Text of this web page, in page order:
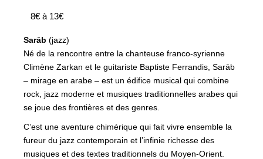
8€ à 13€
Sarāb (jazz)
Né de la rencontre entre la chanteuse franco-syrienne
Climène Zarkan et le guitariste Baptiste Ferrandis, Sarāb
– mirage en arabe – est un édifice musical qui combine
rock, jazz moderne et musiques traditionnelles arabes qui
se joue des frontières et des genres.
C’est une aventure chimérique qui fait vivre ensemble la
fureur du jazz contemporain et l’infinie richesse des
musiques et des textes traditionnels du Moyen-Orient.